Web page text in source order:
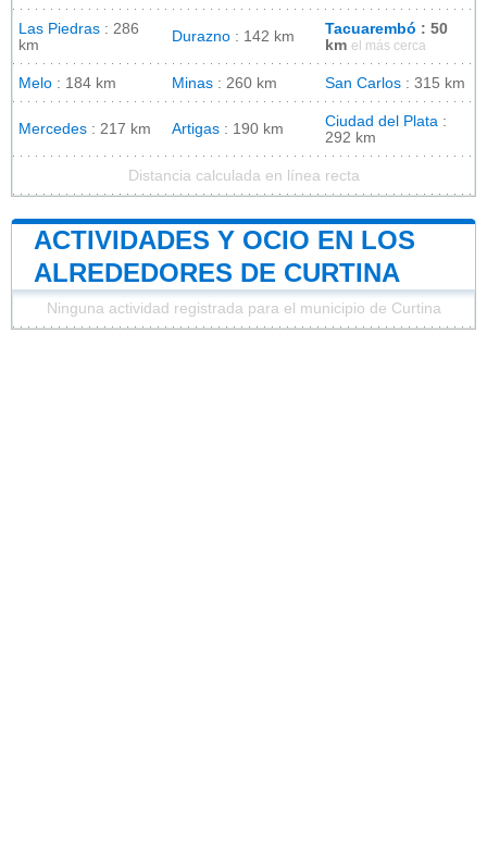
Las Piedras : 286
km
Durazno : 142 km Tacuarembó : 50
km el más cerca
Melo : 184 km Minas : 260 km San Carlos : 315 km
Mercedes : 217 km Artigas : 190 km Ciudad del Plata :
292 km
Distancia calculada en línea recta
ACTIVIDADES Y OCIO EN LOS
ALREDEDORES DE CURTINA
Ninguna actividad registrada para el municipio de Curtina